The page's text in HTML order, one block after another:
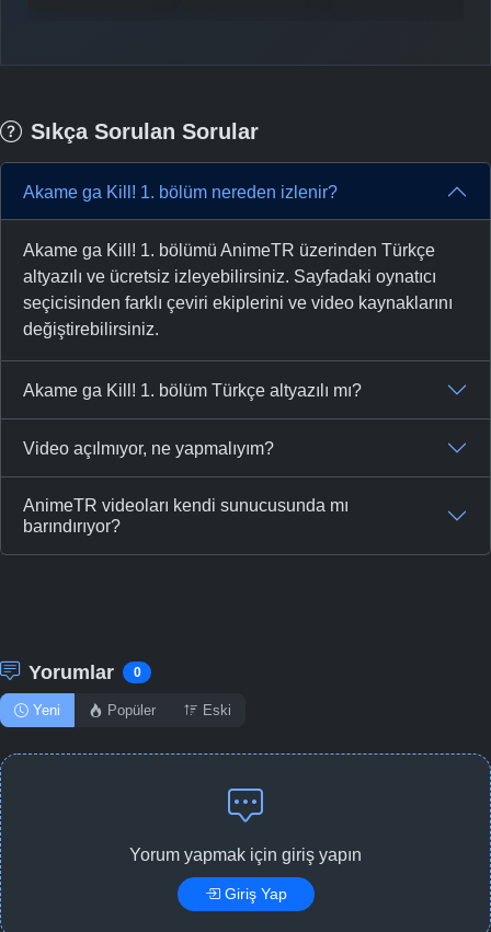
Sıkça Sorulan Sorular
Akame ga Kill! 1. bölüm nereden izlenir?
Akame ga Kill! 1. bölümü AnimeTR üzerinden Türkçe
altyazılı ve ücretsiz izleyebilirsiniz. Sayfadaki oynatıcı
seçicisinden farklı çeviri ekiplerini ve video kaynaklarını
değiştirebilirsiniz.
Akame ga Kill! 1. bölüm Türkçe altyazılı mı?
Video açılmıyor, ne yapmalıyım?
AnimeTR videoları kendi sunucusunda mı
barındırıyor?
Yorumlar 0
Yeni Popüler Eski
Yorum yapmak için giriş yapın
Giriş Yap